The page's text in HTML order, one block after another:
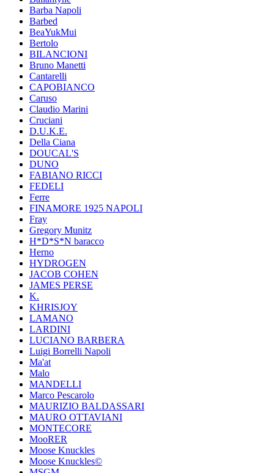
Barba Napoli
Barbed
BeaYukMui
Bertolo
BILANCIONI
Bruno Manetti
Cantarelli
CAPOBIANCO
Caruso
Claudio Marini
Cruciani
D.U.K.E.
Della Ciana
DOUCAL'S
DUNO
FABIANO RICCI
FEDELI
Ferre
FINAMORE 1925 NAPOLI
Fray
Gregory Munitz
H*D*S*N baracco
Herno
HYDROGEN
JACOB COHEN
JAMES PERSE
K.
KHRISJOY
LAMANO
LARDINI
LUCIANO BARBERA
Luigi Borrelli Napoli
Ma'at
Malo
MANDELLI
Marco Pescarolo
MAURIZIO BALDASSARI
MAURO OTTAVIANI
MONTECORE
MooRER
Moose Knuckles
Moose Knuckles©️